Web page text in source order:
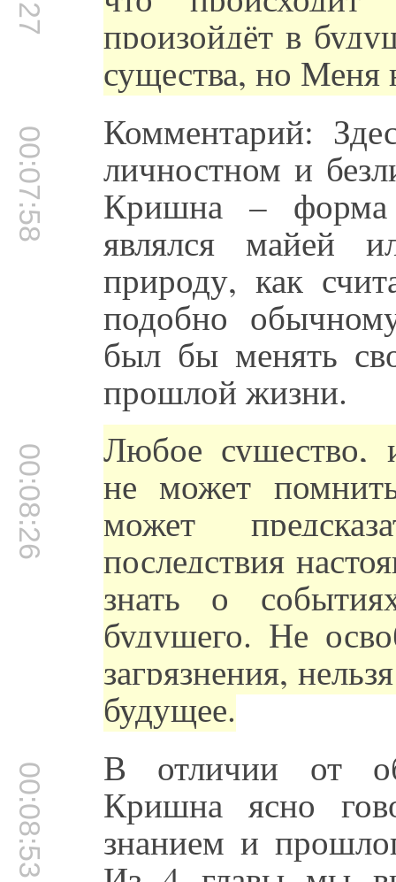
произойдёт в
существа, но Меня
00:07:58 Комментарий:
личностном и
Кришна – форма
являлся майей
природу, как
подобно
был бы менять
прошлой жизни.
00:08:26 Любое существо,
не может
может
последствия
знать о
будущего. Не
загрязнения,
будущее.
00:08:53 В отличии от
Кришна ясно
знанием и